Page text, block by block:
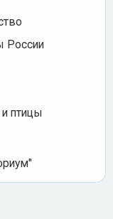
России
птицы